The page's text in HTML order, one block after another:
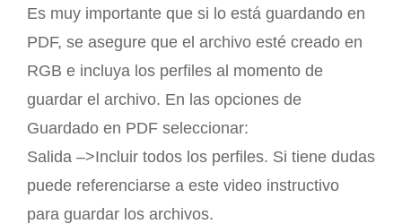
Es muy importante que si lo está guardando en
PDF, se asegure que el archivo esté creado en
RGB e incluya los perfiles al momento de
guardar el archivo. En las opciones de
Guardado en PDF seleccionar:
Salida –>Incluir todos los perfiles. Si tiene dudas
puede referenciarse a este video instructivo
para guardar los archivos.